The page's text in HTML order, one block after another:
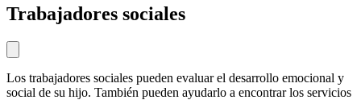
Trabajadores sociales
Los trabajadores sociales pueden evaluar el desarrollo emocional y
social de su hijo. También pueden ayudarlo a encontrar los servicios